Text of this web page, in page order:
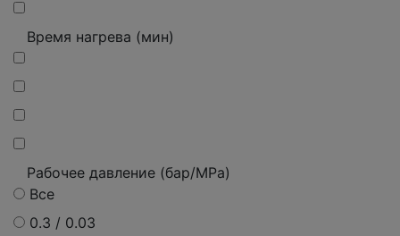
Время нагрева (мин)
Рабочее давление (бар/MPa)
Все
0.3 / 0.03